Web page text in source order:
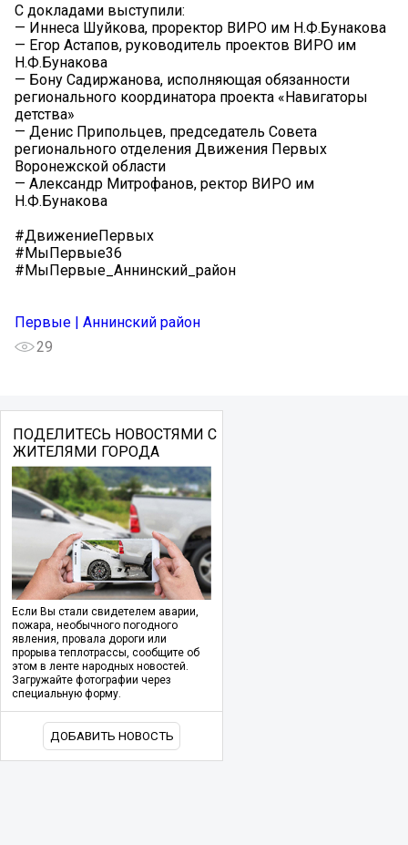
С докладами выступили:
— Иннеса Шуйкова, проректор ВИРО им Н.Ф.Бунакова
— Егор Астапов, руководитель проектов ВИРО им
Н.Ф.Бунакова
— Бону Садиржанова, исполняющая обязанности
регионального координатора проекта «Навигаторы
детства»
— Денис Припольцев, председатель Совета
регионального отделения Движения Первых
Воронежской области
— Александр Митрофанов, ректор ВИРО им
Н.Ф.Бунакова
#ДвижениеПервых
#МыПервые36
#МыПервые_Аннинский_район
Первые | Аннинский район
29
ПОДЕЛИТЕСЬ НОВОСТЯМИ С
ЖИТЕЛЯМИ ГОРОДА
Если Вы стали свидетелем аварии,
пожара, необычного погодного
явления, провала дороги или
прорыва теплотрассы, сообщите об
этом в ленте народных новостей.
Загружайте фотографии через
специальную форму.
ДОБАВИТЬ НОВОСТЬ